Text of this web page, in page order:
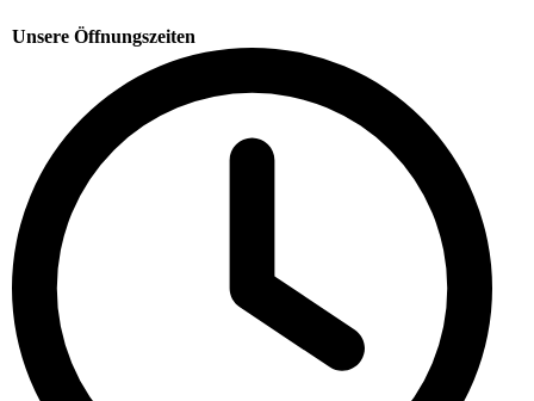
Unsere Öffnungszeiten